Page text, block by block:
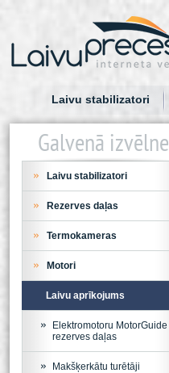
Laivu stabilizatori
Galvenā izvēlne
Laivu stabilizatori
Rezerves daļas
Termokameras
Motori
Laivu aprīkojums
Elektromotoru MotorGuide
rezerves daļas
Makšķerkātu turētāji